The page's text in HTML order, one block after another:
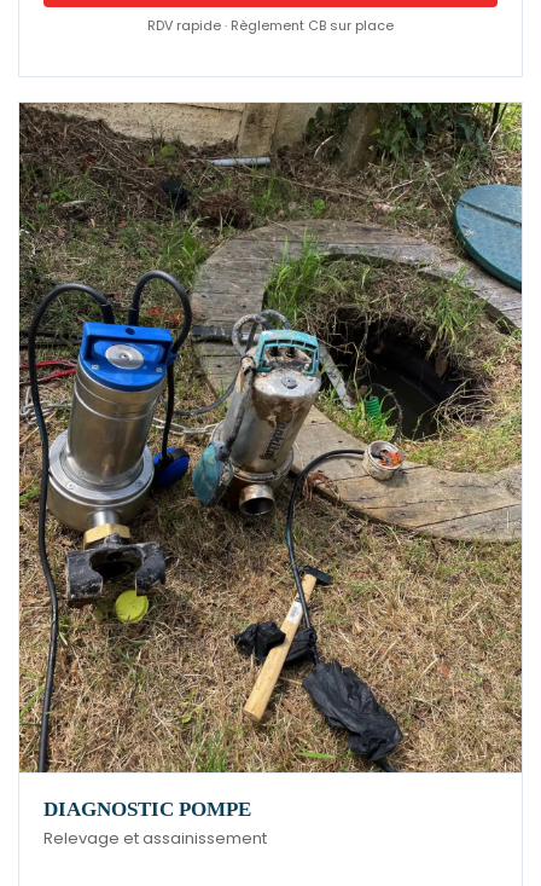
RDV rapide · Règlement CB sur place
DIAGNOSTIC POMPE
Relevage et assainissement